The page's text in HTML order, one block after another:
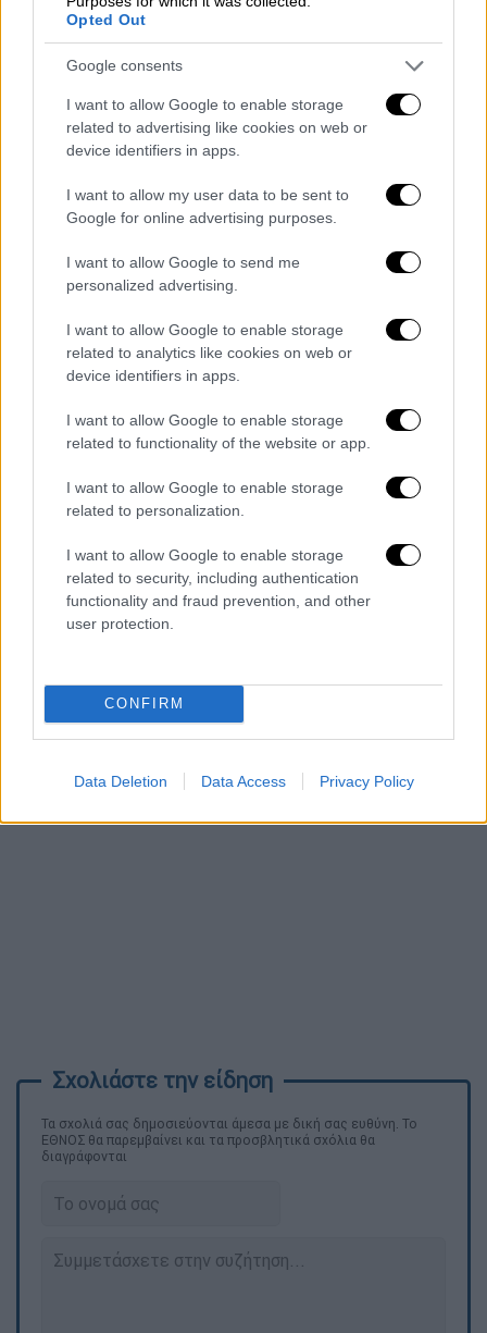
Opted Out
Google consents
I want to allow Google to enable storage
related to advertising like cookies on web or
device identifiers in apps.
I want to allow my user data to be sent to
Google for online advertising purposes.
I want to allow Google to send me
personalized advertising.
I want to allow Google to enable storage
related to analytics like cookies on web or
device identifiers in apps.
I want to allow Google to enable storage
related to functionality of the website or app.
I want to allow Google to enable storage
related to personalization.
I want to allow Google to enable storage
related to security, including authentication
functionality and fraud prevention, and other
user protection.
CONFIRM
Data Deletion Data Access Privacy Policy
δεκάλεπτο, μετρώντας ακόμα 6 ριμπάουντ, 5
ασίστ, αλλά και 4 λάθη. Στους 15 ο Χουάντσο
ριμπάουντ, με τον Λορένζο Μπράουν να έχει
14 πόντους (4/5 τριπ.) και 4 ασίστ. Στους 9 ο
στην τελευταία περίοδο, πέφτοντας πάνω
στον Γκάουντλοκ, τον οποίο άφησε δίχως
πόντο στο τέταρτο δεκάλεπτο.
Από την πλευρά του Κολοσσού, εξαιρετικός
ήταν ο Άντριου Γκάουντλοκ, που σταμάτησε
στους 25 πόντους με 5/8 τρίποντα, με τους
Λόντον Περάντες (3/7 τριπ.) και Παούλιους
Ντανουσεβίτσιους να έχουν από 13. Στους
10 ο Γκάμπριελ Γκαλβανίνι.
Κολοσσός: Γκάουντλοκ 25 (5), Τσαϊρέλης 6,
Μπιλλης 3 (1), Περάντες 13 (3),
Ντανουσεβίτσιους 13 (3), Νέλσον 3,
Σλαφτσάκης 4, Κολοβέρος, Οκόρο 4,
Πετρόπουλος 3 (1), Χατζηνικόλας,
Γκαλβανίνι 10.
(4), Ναν 19 (3), Μήτογλου, Γιούρτσεβεν 20 (1),
Σλούκας 2, Οσμάν 9 (1), Παπαπέτρου 4, Λεσόρ
Τα σχολιά σας δημοσιεύονται άμεσα με δική σας ευθύνη. Το
ΕΘΝΟΣ θα παρεμβαίνει και τα προσβλητικά σχόλια θα
διαγράφονται